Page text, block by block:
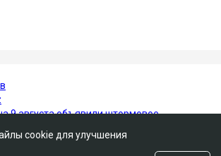
cookie для улучшения